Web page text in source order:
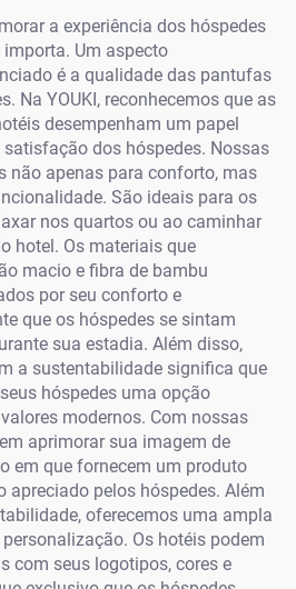
a experiência dos hóspedes
Um aspecto
é a qualidade das pantufas
Na YOUKI, reconhecemos que as
desempenham um papel
dos hóspedes. Nossas
não apenas para conforto, mas
São ideais para os
nos quartos ou ao caminhar
hotel. Os materiais que
macio e fibra de bambu
por seu conforto e
que os hóspedes se sintam
sua estadia. Além disso,
a sustentabilidade significa que
hóspedes uma opção
modernos. Com nossas
aprimorar sua imagem de
em que fornecem um produto
apreciado pelos hóspedes. Além
oferecemos uma ampla
Os hotéis podem
com seus logotipos, cores e